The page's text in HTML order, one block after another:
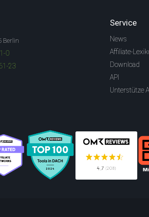
Berlin
0
23
Service
News
Affiliate-
Download
API
Unterstütze